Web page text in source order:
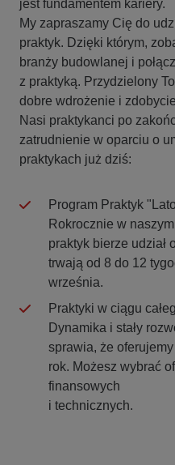
jest fundamentem kariery.
My zapraszamy Cię do
praktyk. Dzięki którym,
branży budowlanej i
z praktyką. Przydzielony
dobre wdrożenie i
Nasi praktykanci po
zatrudnienie w oparciu o
praktykach już dziś:
Program Praktyk
Rokrocznie w
praktyk bierze udział
trwają od 8 do 12
września.
Praktyki w ciągu
Dynamika i stały
sprawia, że
rok. Możesz wybrać
finansowych
i technicznych.